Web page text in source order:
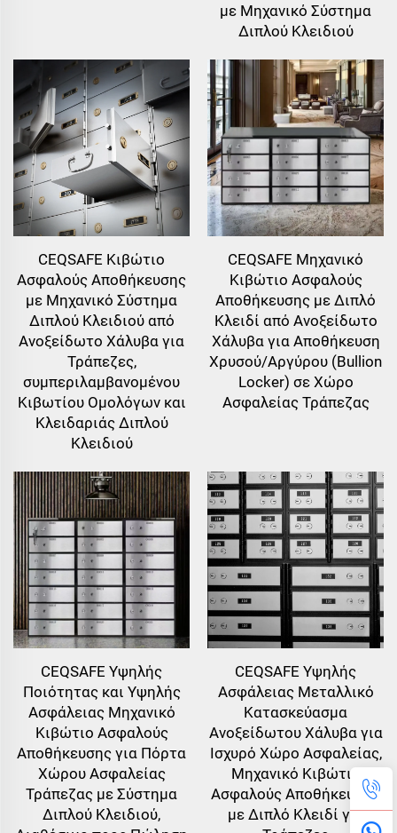
με Μηχανικό Σύστημα
Διπλού Κλειδιού
CEQSAFE Κιβώτιο
Ασφαλούς Αποθήκευσης
με Μηχανικό Σύστημα
Διπλού Κλειδιού από
Ανοξείδωτο Χάλυβα για
Τράπεζες,
συμπεριλαμβανομένου
Κιβωτίου Ομολόγων και
Κλειδαριάς Διπλού
Κλειδιού
CEQSAFE Μηχανικό
Κιβώτιο Ασφαλούς
Αποθήκευσης με Διπλό
Κλειδί από Ανοξείδωτο
Χάλυβα για Αποθήκευση
Χρυσού/Αργύρου (Bullion
Locker) σε Χώρο
Ασφαλείας Τράπεζας
CEQSAFE Υψηλής
Ποιότητας και Υψηλής
Ασφάλειας Μηχανικό
Κιβώτιο Ασφαλούς
Αποθήκευσης για Πόρτα
Χώρου Ασφαλείας
Τράπεζας με Σύστημα
Διπλού Κλειδιού,
CEQSAFE Υψηλής
Ασφάλειας Μεταλλικό
Κατασκεύασμα
Ανοξείδωτου Χάλυβα για
Ισχυρό Χώρο Ασφαλείας,
Μηχανικό Κιβώτιο
Ασφαλούς Αποθήκευσης
με Διπλό Κλειδί για